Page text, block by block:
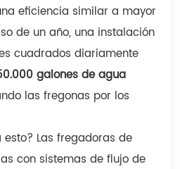
eficiencia similar a mayor
de un año, una instalación
cuadrados diariamente
galones de agua
las fregonas por los
esto? Las fregadoras de
con sistemas de flujo de